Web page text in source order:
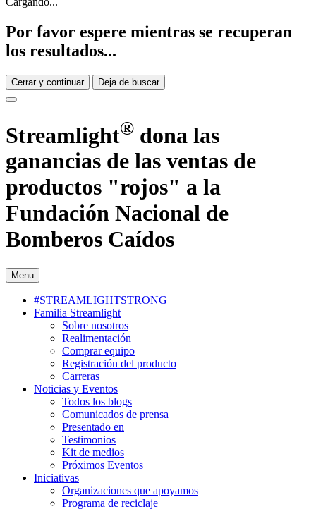
Por favor espere mientras se recuperan
los resultados...
Cerrar y continuar Deja de buscar
Streamlight® dona las
ganancias de las ventas de
productos "rojos" a la
Fundación Nacional de
Bomberos Caídos
Menu
#STREAMLIGHTSTRONG
Familia Streamlight
Sobre nosotros
Realimentación
Comprar equipo
Registración del producto
Carreras
Noticias y Eventos
Todos los blogs
Comunicados de prensa
Presentado en
Testimonios
Kit de medios
Próximos Eventos
Iniciativas
Organizaciones que apoyamos
Programa de reciclaje